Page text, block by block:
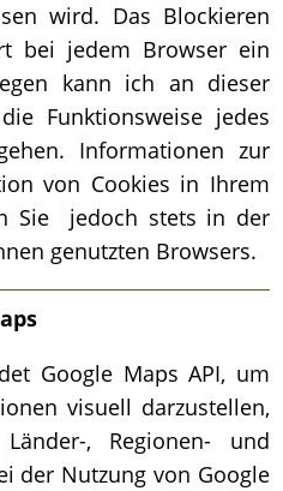
wird. Das Blockieren
bei jedem Browser ein
kann ich an dieser
Funktionsweise jedes
Informationen zur
von Cookies in Ihrem
Sie jedoch stets in der
genutzten Browsers.
Google Maps API, um
visuell darzustellen,
, Regionen- und
der Nutzung von Google